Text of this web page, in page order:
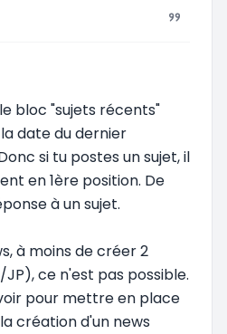
bloc "sujets récents"
date du dernier
si tu postes un sujet, il
en 1ère position. De
à un sujet.
à moins de créer 2
ce n'est pas possible.
pour mettre en place
création d'un news